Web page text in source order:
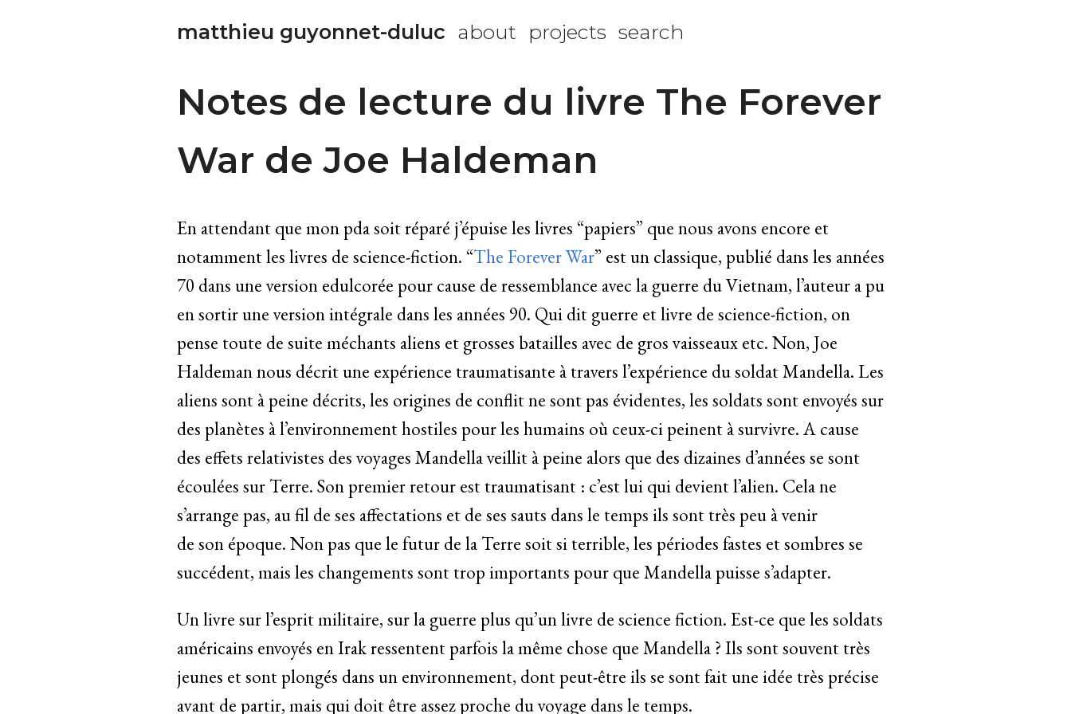
matthieu guyonnet-duluc about projects search
Notes de lecture du livre The Forever
War de Joe Haldeman
En attendant que mon pda soit réparé j’épuise les livres “papiers” que nous avons encore et
notamment les livres de science-fiction. “The Forever War” est un classique, publié dans les années
70 dans une version edulcorée pour cause de ressemblance avec la guerre du Vietnam, l’auteur a pu
en sortir une version intégrale dans les années 90. Qui dit guerre et livre de science-fiction, on
pense toute de suite méchants aliens et grosses batailles avec de gros vaisseaux etc. Non, Joe
Haldeman nous décrit une expérience traumatisante à travers l’expérience du soldat Mandella. Les
aliens sont à peine décrits, les origines de conflit ne sont pas évidentes, les soldats sont envoyés sur
des planètes à l’environnement hostiles pour les humains où ceux-ci peinent à survivre. A cause
des effets relativistes des voyages Mandella veillit à peine alors que des dizaines d’années se sont
écoulées sur Terre. Son premier retour est traumatisant : c’est lui qui devient l’alien. Cela ne
s’arrange pas, au fil de ses affectations et de ses sauts dans le temps ils sont très peu à venir
de son époque. Non pas que le futur de la Terre soit si terrible, les périodes fastes et sombres se
succédent, mais les changements sont trop importants pour que Mandella puisse s’adapter.
Un livre sur l’esprit militaire, sur la guerre plus qu’un livre de science fiction. Est-ce que les soldats
américains envoyés en Irak ressentent parfois la même chose que Mandella ? Ils sont souvent très
jeunes et sont plongés dans un environnement, dont peut-être ils se sont fait une idée très précise
avant de partir, mais qui doit être assez proche du voyage dans le temps.